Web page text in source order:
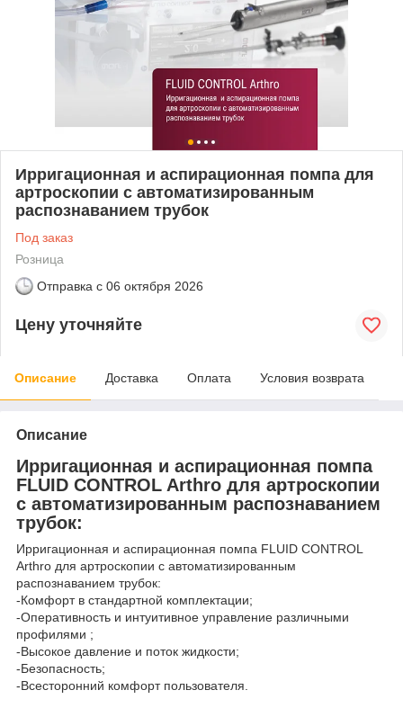
Ирригационная и аспирационная помпа для
артроскопии с автоматизированным
распознаванием трубок
Под заказ
Розница
Отправка с 06 октября 2026
Цену уточняйте
Описание Доставка Оплата Условия возврата
Описание
Ирригационная и аспирационная помпа
FLUID CONTROL Arthro для артроскопии
с автоматизированным распознаванием
трубок:
Ирригационная и аспирационная помпа FLUID CONTROL
Arthro для артроскопии с автоматизированным
распознаванием трубок:
-Комфорт в стандартной комплектации;
-Оперативность и интуитивное управление различными
профилями ;
-Высокое давление и поток жидкости;
-Безопасность;
-Всесторонний комфорт пользователя.